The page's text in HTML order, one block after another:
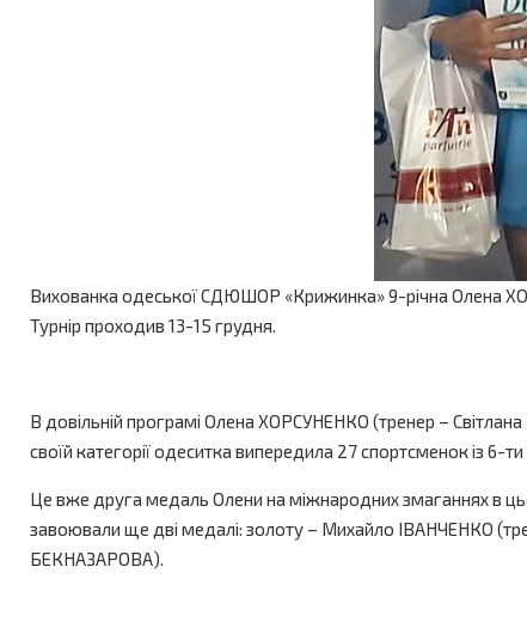
Вихованка одеської СДЮШОР «Крижинка» 9-річна Олена
Турнір проходив 13-15 грудня.
В довільній програмі Олена ХОРСУНЕНКО (тренер –
своїй категорії одеситка випередила 27 спортсменок із 6-ти
Це вже друга медаль Олени на міжнародних змаганнях в
завоювали ще дві медалі: золоту – Михайло ІВАНЧЕНКО
БЕКНАЗАРОВА).